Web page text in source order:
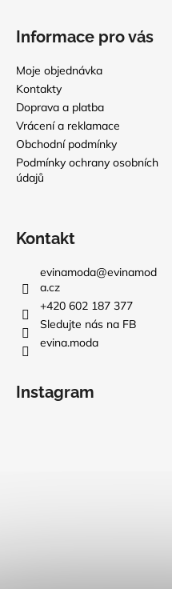
Informace pro vás
Moje objednávka
Kontakty
Doprava a platba
Vrácení a reklamace
Obchodní podmínky
Podmínky ochrany osobních
údajů
Kontakt
evinamoda@evinamod
a.cz
+420 602 187 377
Sledujte nás na FB
evina.moda
Instagram